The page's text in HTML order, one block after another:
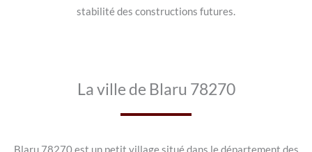
stabilité des constructions futures.
La ville de Blaru 78270
Blaru 78270 est un petit village situé dans le département des